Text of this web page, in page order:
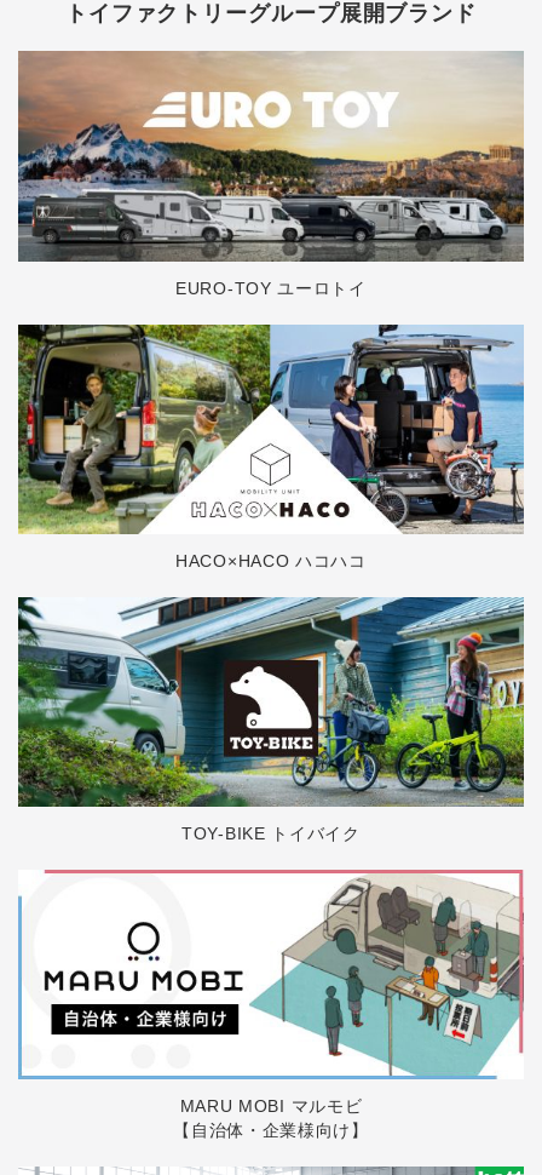
トイファクトリーグループ展開ブランド
EURO-TOY ユーロトイ
HACO×HACO ハコハコ
TOY-BIKE トイバイク
MARU MOBI マルモビ
【自治体・企業様向け】